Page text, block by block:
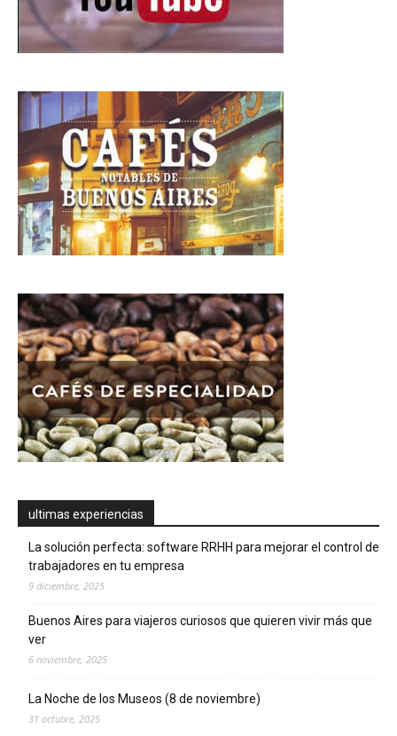
ultimas experiencias
La solución perfecta: software RRHH para mejorar el control de
trabajadores en tu empresa
9 diciembre, 2025
Buenos Aires para viajeros curiosos que quieren vivir más que
ver
6 noviembre, 2025
La Noche de los Museos (8 de noviembre)
31 octubre, 2025